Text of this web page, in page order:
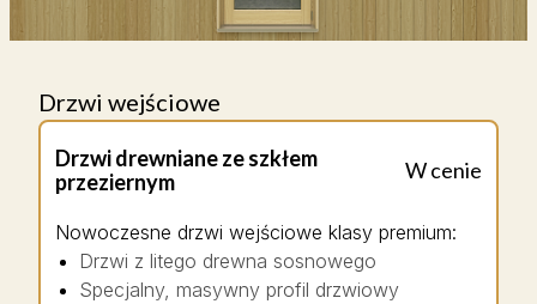
Drzwi wejściowe
Drzwi drewniane ze szkłem
przeziernym
W cenie
Nowoczesne drzwi wejściowe klasy premium:
Drzwi z litego drewna sosnowego
Specjalny, masywny profil drzwiowy